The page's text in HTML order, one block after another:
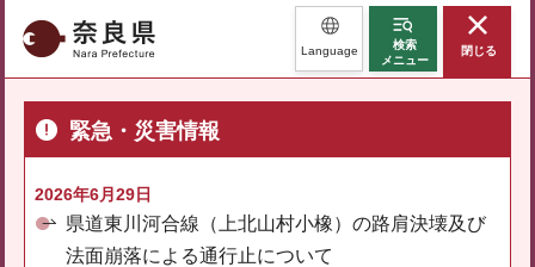
奈良県 Language
検索
メニュー
閉じる
緊急・災害情報
2026年6月29日
県道東川河合線（上北山村小橡）の路肩決壊及び
法面崩落による通行止について